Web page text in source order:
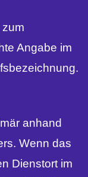
Angabe im
anhand
Wenn das
Dienstort im